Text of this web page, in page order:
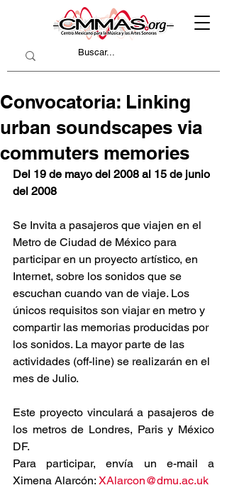
Convocatoria: Linking
urban soundscapes via
commuters memories
Del 19 de mayo del 2008 al 15 de junio
del 2008
Se Invita a pasajeros que viajen en el
Metro de Ciudad de México para
participar en un proyecto artístico, en
Internet, sobre los sonidos que se
escuchan cuando van de viaje. Los
únicos requisitos son viajar en metro y
compartir las memorias producidas por
los sonidos. La mayor parte de las
actividades (off-line) se realizarán en el
mes de Julio.
Este proyecto vinculará a pasajeros de
los metros de Londres, Paris y México
DF.
Para participar, envía un e-mail a
Ximena Alarcón: XAlarcon@dmu.ac.uk